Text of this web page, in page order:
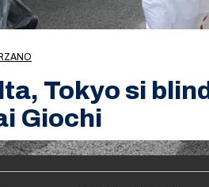
Tokyo si
Giochi